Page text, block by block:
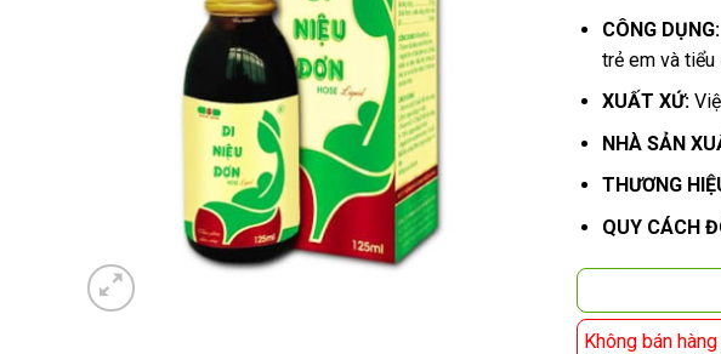
CÔNG
trẻ em và
XUẤT XỨ:
NHÀ SẢN
THƯƠNG
QUY CÁCH
Không bán